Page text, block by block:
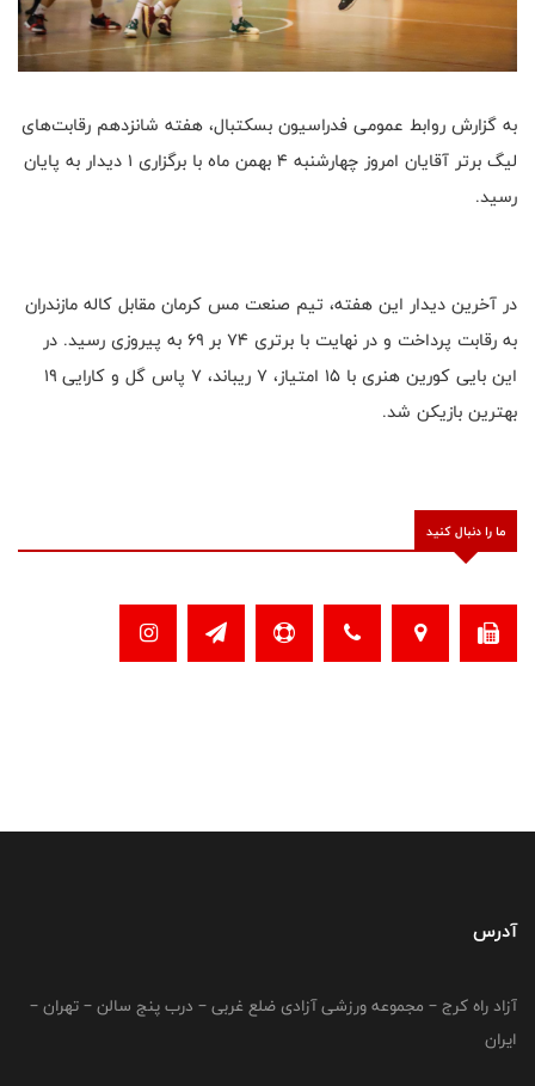
به گزارش روابط عمومی فدراسیون بسکتبال، هفته شانزدهم رقابت‌های
لیگ برتر آقایان امروز چهارشنبه ۴ بهمن ماه با برگزاری ۱ دیدار به پایان
رسید.
در آخرین دیدار این هفته، تیم صنعت مس کرمان مقابل کاله مازندران
به رقابت پرداخت و در نهایت با برتری ۷۴ بر ۶۹ به پیروزی رسید. در
این بایی کورین هنری با ۱۵ امتیاز، ۷ ریباند، ۷ پاس گل و کارایی ۱۹
بهترین بازیکن شد.
ما را دنبال کنید
آدرس
آزاد راه کرج – مجموعه ورزشی آزادی ضلع غربی – درب پنج سالن – تهران –
ایران